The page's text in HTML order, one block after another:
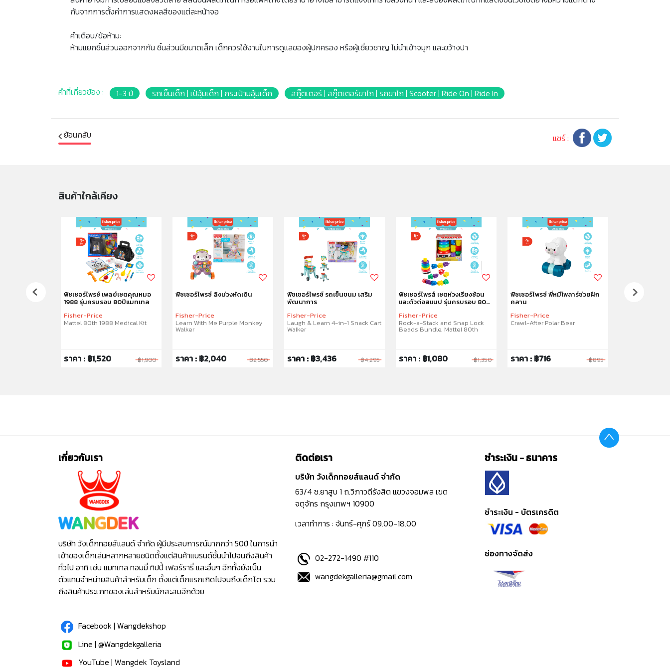
กันจากการตั้งค่าการแสดงผลสีของแต่ละหน้าจอ
คำเตือน/ข้อห้าม:
ห้ามแยกชิ้นส่วนออกจากกัน ชิ้นส่วนมีขนาดเล็ก เด็กควรใช้งานในการดูแลของผู้ปกครอง หรือผู้เชี่ยวชาญ ไม่นำเข้าจมูก และขว้างปา
คำที่เกี่ยวข้อง : 1-3 ปี รถเข็นเด็ก | เป้อุ้มเด็ก | กระเป้ามอุ้มเด็ก สกู๊ตเตอร์ | สกู๊ตเตอร์ขาไถ | รถขาไถ | Scooter | Ride On | Ride In
ย้อนกลับ แชร์ :
สินค้าใกล้เคียง
แมทเจ้าหมา ฟิชเชอร์ไพรซ์ เพลย์เซตคุณหมอ
1988 รุ่นครบรอบ 80ปีแมทเทล
Fisher-Price
Mattel 80th 1988 Medical Kit
ราคา : ฿1,520 ฿1,900
ฟิชเชอร์ไพรซ์ ลิงม่วงหัดเดิน
Fisher-Price
Learn With Me Purple Monkey
Walker
ราคา : ฿2,040 ฿2,550
ฟิชเชอร์ไพรซ์ รถเข็นขนม เสริม
พัฒนาการ
Fisher-Price
Laugh & Learn 4-in-1 Snack Cart
Walker
ราคา : ฿3,436 ฿4,295
ฟิชเชอร์ไพรส์ เซตห่วงเรียงซ้อน
และตัวต่อสแนป รุ่นครบรอบ 80ปี
Fisher-Price
Rock-a-Stack and Snap Lock
Beads Bundle, Mattel 80th
ราคา : ฿1,080 ฿1,350
ฟิชเชอร์ไพรซ์ พี่หมีโพลาร์ช่วยฝึก
คลาน
Fisher-Price
Crawl-After Polar Bear
ราคา : ฿716 ฿895
ฟิชเชอร์ไพรซ์ เ
เกี่ยวกับเรา
บริษัท วังเด็กทอยส์แลนด์ จำกัด ผู้มีประสบการณ์มากกว่า 50ปี ในการนำ
เข้าของเด็กเล่นหลากหลายชนิดตั้งแต่สินค้าแบรนด์ชั้นนำไปจนถึงสินค้า
ทั่วไป อาทิ เช่น แมทเทล ทอมมี่ ทิปปี้ เฟอร์รารี่ และอื่นๆ อีกทั้งยังเป็น
ตัวแทนจำหน่ายสินค้าสำหรับเด็ก ตั้งแต่เด็กแรกเกิดไปจนถึงเด็กโต รวม
ถึงสินค้าประเภทของเล่นสำหรับนักสะสมอีกด้วย
Facebook | Wangdekshop
Line | @Wangdekgalleria
YouTube | Wangdek Toysland
ติดต่อเรา
บริษัท วังเด็กทอยส์แลนด์ จำกัด
63/4 ซ.ยาสูบ 1 ถ.วิภาวดีรังสิต แขวงจอมพล เขต
จตุจักร กรุงเทพฯ 10900
เวลาทำการ : จันทร์-ศุกร์ 09.00-18.00
02-272-1490 #110
wangdekgalleria@gmail.com
ชำระเงิน - ธนาคาร
ชำระเงิน - บัตรเครดิต
ช่องทางจัดส่ง